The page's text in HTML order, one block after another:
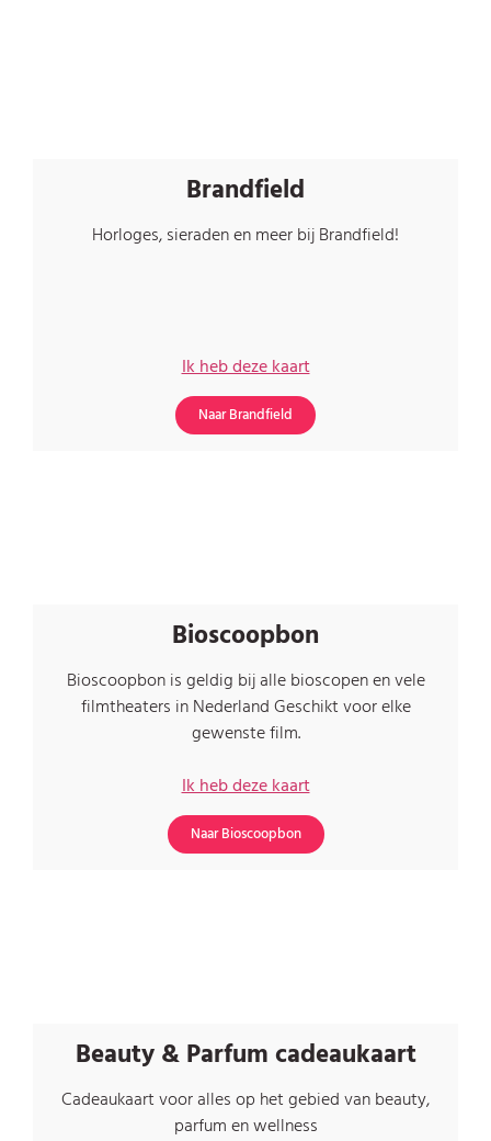
Brandfield
Horloges, sieraden en meer bij Brandfield!
Ik heb deze kaart
Naar Brandfield
Bioscoopbon
Bioscoopbon is geldig bij alle bioscopen en vele
filmtheaters in Nederland Geschikt voor elke
gewenste film.
Ik heb deze kaart
Naar Bioscoopbon
Beauty & Parfum cadeaukaart
Cadeaukaart voor alles op het gebied van beauty,
parfum en wellness